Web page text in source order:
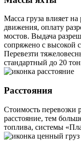
Масса груза влияет
движения, оплату
мостов. Выдача
сопряжено с высокой
Перевезти
стандартный до 20
Расстояния
Стоимость перевозки
расстояние, тем
топлива, системы